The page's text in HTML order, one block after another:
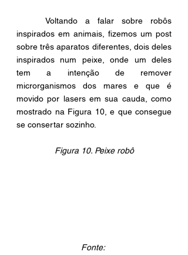
inspirados em animais, fizemos um post
sobre três aparatos diferentes, dois deles
inspirados num peixe, onde um deles
tem a intenção de remover
microrganismos dos mares e que é
movido por lasers em sua cauda, como
mostrado na Figura 10, e que consegue
se consertar sozinho.
Figura 10. Peixe robô
Fonte: